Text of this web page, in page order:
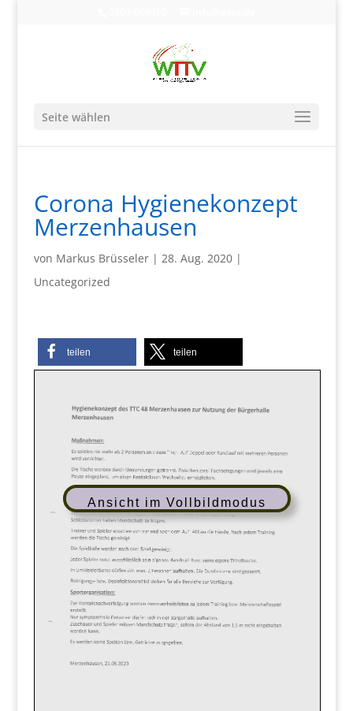
Seite wählen
Corona Hygienekonzept
Merzenhausen
von Markus Brüsseler| 28. Aug. 2020|
Uncategorized
teilen teilen
Ansicht im Vollbildmodus